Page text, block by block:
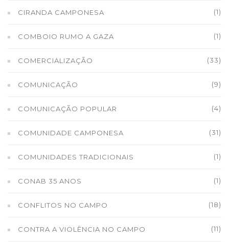
CIRANDA CAMPONESA (1)
COMBOIO RUMO A GAZA (1)
COMERCIALIZAÇÃO (33)
COMUNICAÇÃO (9)
COMUNICAÇÃO POPULAR (4)
COMUNIDADE CAMPONESA (31)
COMUNIDADES TRADICIONAIS (1)
CONAB 35 ANOS (1)
CONFLITOS NO CAMPO (18)
CONTRA A VIOLÊNCIA NO CAMPO (11)